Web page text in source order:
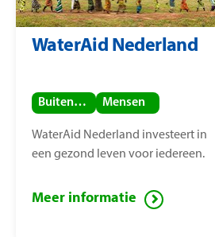
WaterAid Nederland
Buitenland Mensen
WaterAid Nederland investeert in
een gezond leven voor iedereen.
Meer informatie